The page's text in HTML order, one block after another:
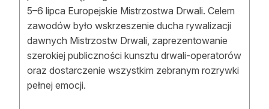
5–6 lipca Europejskie Mistrzostwa Drwali. Celem
zawodów było wskrzeszenie ducha rywalizacji
dawnych Mistrzostw Drwali, zaprezentowanie
szerokiej publiczności kunsztu drwali-operatorów
oraz dostarczenie wszystkim zebranym rozrywki
pełnej emocji.